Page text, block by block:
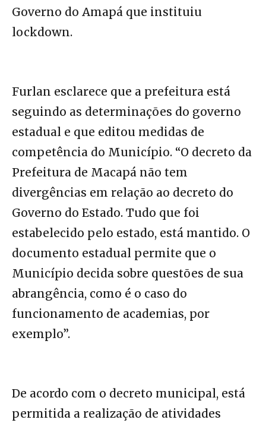
Governo do Amapá que instituiu
lockdown.
Furlan esclarece que a prefeitura está
seguindo as determinações do governo
estadual e que editou medidas de
competência do Município. “O decreto da
Prefeitura de Macapá não tem
divergências em relação ao decreto do
Governo do Estado. Tudo que foi
estabelecido pelo estado, está mantido. O
documento estadual permite que o
Município decida sobre questões de sua
abrangência, como é o caso do
funcionamento de academias, por
exemplo”.
De acordo com o decreto municipal, está
permitida a realização de atividades